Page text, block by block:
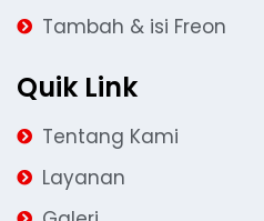
Tambah & isi Freon
Quik Link
Tentang Kami
Layanan